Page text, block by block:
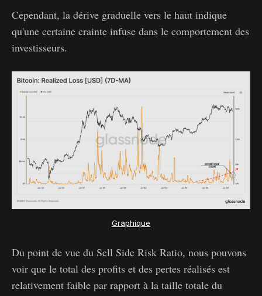
Cependant, la dérive graduelle vers le haut indique
qu'une certaine crainte infuse dans le comportement des
investisseurs.
Graphique
Du point de vue du Sell Side Risk Ratio, nous pouvons
voir que le total des profits et des pertes réalisés est
relativement faible par rapport à la taille totale du